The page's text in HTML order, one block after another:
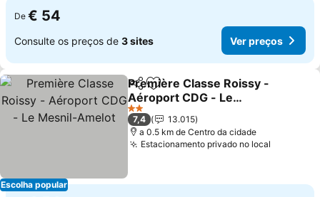
De € 54
Consulte os preços de 3 sites Ver preços
Escolha popular
PartilharAdicionar aos favoritos
Première Classe Roissy -
Aéroport CDG - Le
Mesnil-Amelot
Ver preços
2 Estrelas
7,4
13.015
a 0.5 km de Centro da cidade
Estacionamento privado no local